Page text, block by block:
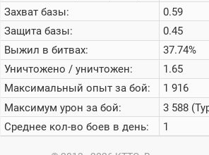
Захват базы:
Защита базы:
Выжил в битвах:
Уничтожено / уничтожен:
Максимальный опыт за бой:
Максимум урон за бой:
Среднее кол-во боев в день:
0.59
0.45
37.74%
1.65
1 916
3 588
1